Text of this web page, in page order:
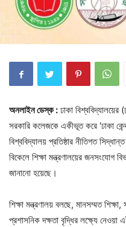
অনলাইন ডেস্ক : ঢাকা
সরকারি কলেজকে একীভূত করে ‘ঢাকা
বিশ্ববিদ্যালয় প্রতিষ্ঠার নীতিগত
বিকেলে শিক্ষা মন্ত্রণালয়ের জনসংযোগ
জানানো হয়েছে।
শিক্ষা মন্ত্রণালয় বলছে, মানসম্মত
প্রশাসনিক দক্ষতা বৃদ্ধির লক্ষ্যে